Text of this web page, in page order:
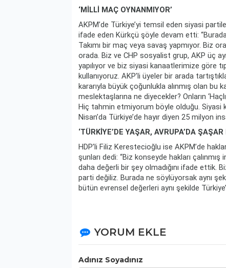
‘MİLLİ MAÇ OYNANMIYOR’
AKPM’de Türkiye’yi temsil eden siyasi
ifade eden Kürkçü şöyle devam etti:
Takımı bir maç veya savaş yapmıyor. Biz
orada. Biz ve CHP sosyalist grup, AKP üç
yapılıyor ve biz siyasi kanaatlerimize göre
kullanıyoruz. AKP’li üyeler bir arada
kararıyla büyük çoğunlukla alınmış olan bu
meslektaşlarına ne diyecekler? Onların
Hiç tahmin etmiyorum böyle olduğu. Siyasi
Nisan’da Türkiye’de hayır diyen 25 milyon
‘TÜRKİYE’DE YAŞAR, AVRUPA’DA ŞAŞAR
HDP’li Filiz Kerestecioğlu ise AKPM’de
şunları dedi: “Biz konseyde hakları
daha değerli bir şey olmadığını ifade ettik.
parti değiliz. Burada ne söylüyorsak aynı
bütün evrensel değerleri aynı şekilde
YORUM EKLE
Adınız Soyadınız